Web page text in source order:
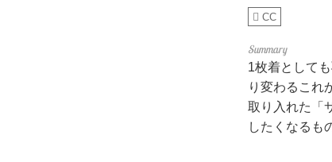
CC
1枚着として
り変わるこれ
取り入れた「
したくなるも